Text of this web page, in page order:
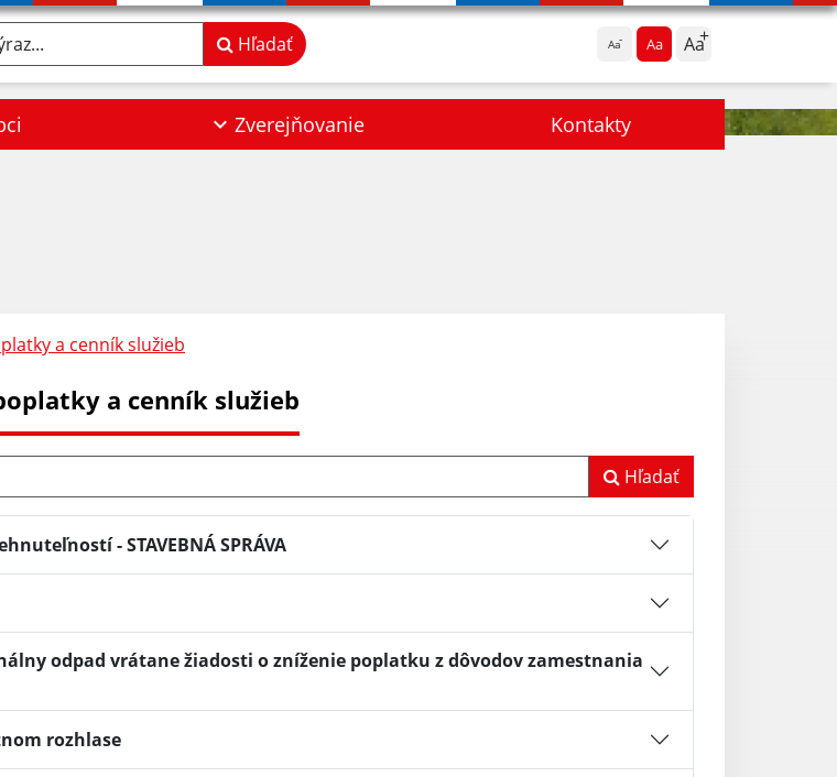
Aa Aa Aa
Hľadať
Zverejňovanie Kontakty
a cenník služieb
a cenník služieb
Hľadať
- STAVEBNÁ SPRÁVA
odpad vrátane žiadosti o zníženie poplatku z dôvodov zamestnania
rozhlase